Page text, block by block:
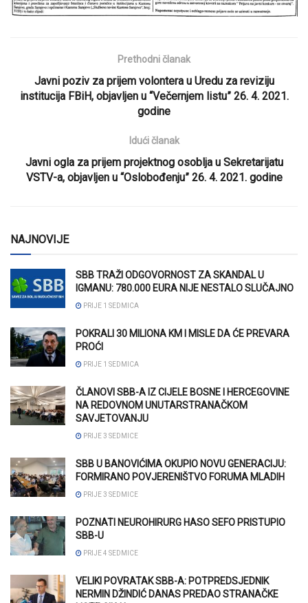
Prethodni članak
Javni poziv za prijem volontera u Uredu za reviziju
institucija FBiH, objavljen u “Večernjem listu” 26. 4. 2021.
godine
Idući članak
Javni ogla za prijem projektnog osoblja u Sekretarijatu
VSTV-a, objavljen u “Oslobođenju” 26. 4. 2021. godine
NAJNOVIJE
SBB TRAŽI ODGOVORNOST ZA SKANDAL U
IGMANU: 780.000 EURA NIJE NESTALO SLUČAJNO
PRIJE 1 SEDMICA
POKRALI 30 MILIONA KM I MISLE DA ĆE PREVARA
PROĆI
PRIJE 1 SEDMICA
ČLANOVI SBB-A IZ CIJELE BOSNE I HERCEGOVINE
NA REDOVNOM UNUTARSTRANAČKOM
SAVJETOVANJU
PRIJE 3 SEDMICE
SBB U BANOVIĆIMA OKUPIO NOVU GENERACIJU:
FORMIRANO POVJERENIŠTVO FORUMA MLADIH
PRIJE 3 SEDMICE
POZNATI NEUROHIRURG HASO SEFO PRISTUPIO
SBB-U
PRIJE 4 SEDMICE
VELIKI POVRATAK SBB-A: POTPREDSJEDNIK
NERMIN DŽINDIĆ DANAS PREDAO STRANAČKE